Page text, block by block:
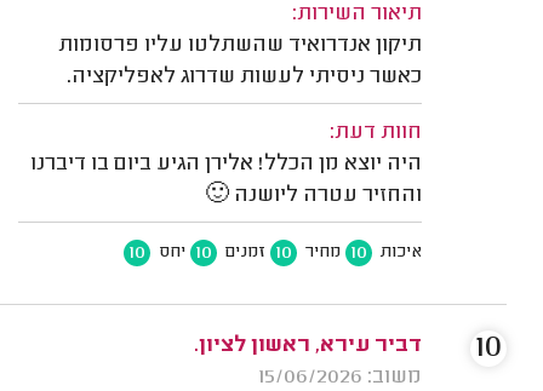
תיאור השירות:
תיקון אנדרואיד שהשתלטו עליו פרסומות
כאשר ניסיתי לעשות שדרוג לאפליקציה.
חוות דעת:
היה יוצא מן הכלל! אלירן הגיע ביום בו דיברנו
והחזיר עטרה ליושנה 🙂
איכות 10 מחיר 10 זמנים 10 יחס 10
דביר עירא, ראשון לציון.
משוב: 15/06/2026
10